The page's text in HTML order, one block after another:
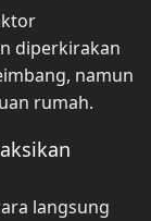
diperkirakan
namun
rumah.
langsung